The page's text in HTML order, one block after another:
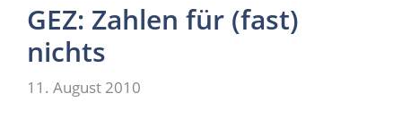
GEZ: Zahlen für (fast)
nichts
11. August 2010